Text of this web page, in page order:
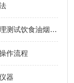
分体式油烟检测仪利用荷电量检测原理测试饮食油烟排放浓度
作流程
器